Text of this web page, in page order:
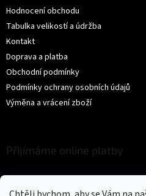
Hodnocení obchodu
Tabulka velikostí a údržba
Kontakt
Doprava a platba
Obchodní podmínky
Podmínky ochrany osobních údajů
Výměna a vrácení zboží
Přijímáme online platby